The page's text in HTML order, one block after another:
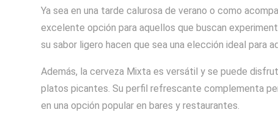
Ya sea en una tarde calurosa de verano o como
excelente opción para aquellos que buscan
su sabor ligero hacen que sea una elección ideal para
Además, la cerveza Mixta es versátil y se puede
platos picantes. Su perfil refrescante complementa
en una opción popular en bares y restaurantes.